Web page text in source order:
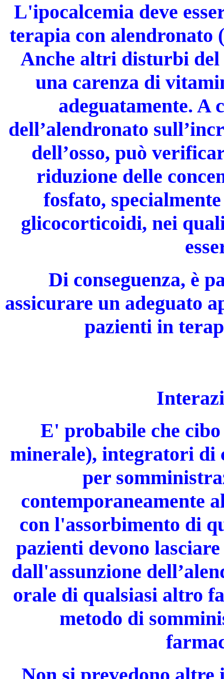
L'ipocalcemia deve
terapia con alendronato
Anche altri disturbi del
una carenza di
adeguatamente. A
dell’alendronato
dell’osso, può
riduzione delle
fosfato,
glicocorticoidi, nei
Di conseguenza, è
assicurare un adeguato
pazienti in
E' probabile che cibo
minerale), integratori di
per
contemporaneamente
con l'assorbimento di
pazienti devono
dall'assunzione
orale di qualsiasi altro
metodo di